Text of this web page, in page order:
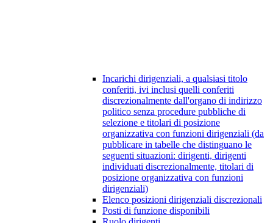
Incarichi dirigenziali, a qualsiasi titolo
conferiti, ivi inclusi quelli conferiti
discrezionalmente dall'organo di indirizzo
politico senza procedure pubbliche di
selezione e titolari di posizione
organizzativa con funzioni dirigenziali (da
pubblicare in tabelle che distinguano le
seguenti situazioni: dirigenti, dirigenti
individuati discrezionalmente, titolari di
posizione organizzativa con funzioni
dirigenziali)
Elenco posizioni dirigenziali discrezionali
Posti di funzione disponibili